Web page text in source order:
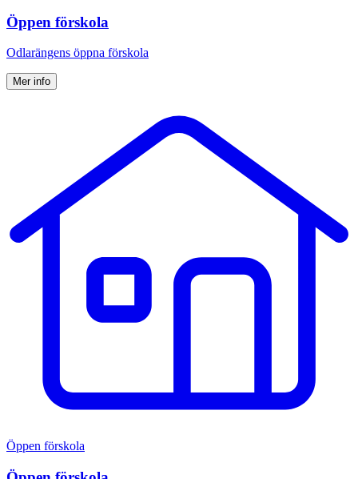
Öppen förskola
Odlarängens öppna förskola
Mer info
Öppen förskola